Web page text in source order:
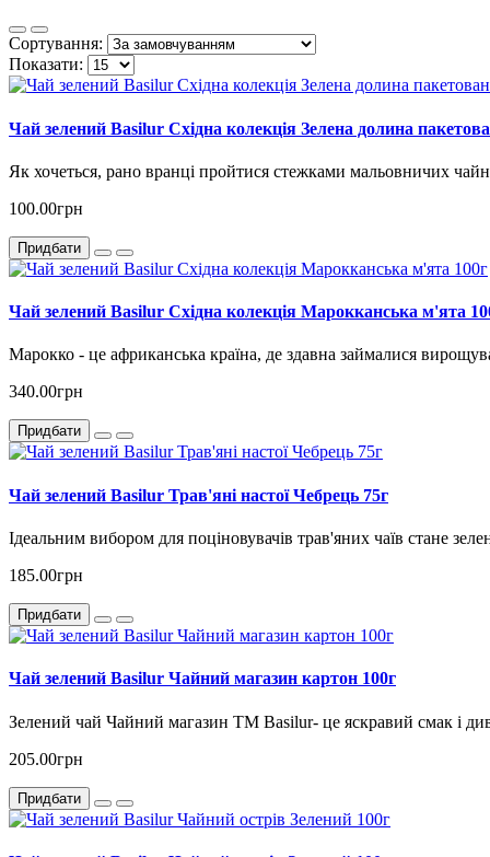
Сортування:
Показати:
Чай зелений Basilur Східна колекція Зелена долина
Як хочеться, рано вранці пройтися стежками мальовничих
100.00грн
Придбати
Чай зелений Basilur Східна колекція Марокканська м'ята
Марокко - це африканська країна, де здавна займалися
340.00грн
Придбати
Чай зелений Basilur Трав'яні настої Чебрець 75г
Ідеальним вибором для поціновувачів трав'яних чаїв стане
185.00грн
Придбати
Чай зелений Basilur Чайний магазин картон 100г
Зелений чай Чайний магазин ТМ Basilur- це яскравий смак і
205.00грн
Придбати